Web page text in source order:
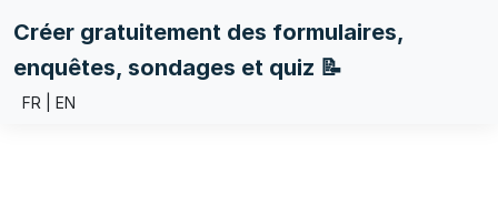
Créer gratuitement des formulaires,
enquêtes, sondages et quiz 📝
FR EN